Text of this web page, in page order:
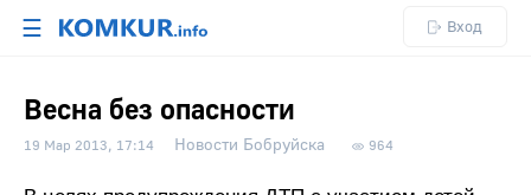
☰ Вход
Весна без опасности
19 Мар 2013, 17:14 Новости Бобруйска 964